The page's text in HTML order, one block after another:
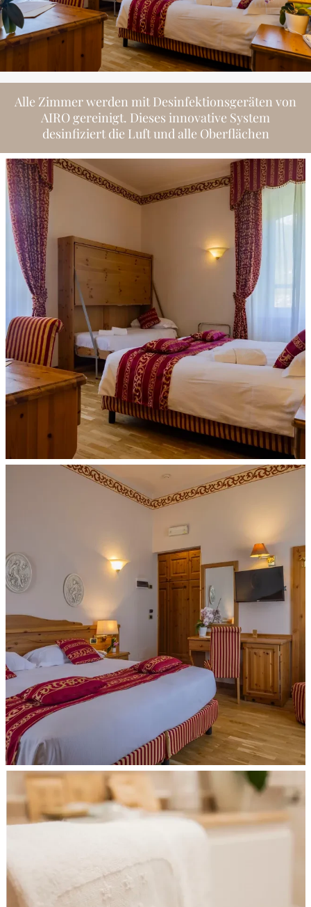
Alle Zimmer werden mit Desinfektionsgeräten von
AIRO gereinigt. Dieses innovative System
desinfiziert die Luft und alle Oberflächen